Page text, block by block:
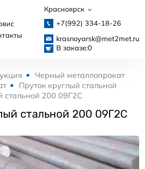
Красноярск
+7(992) 334-18-26
krasnoyarsk@met2met.ru
В заказе:0
Черный металлопрокат
Пруток круглый стальной
стальной 200 09Г2С
стальной 200 09Г2С